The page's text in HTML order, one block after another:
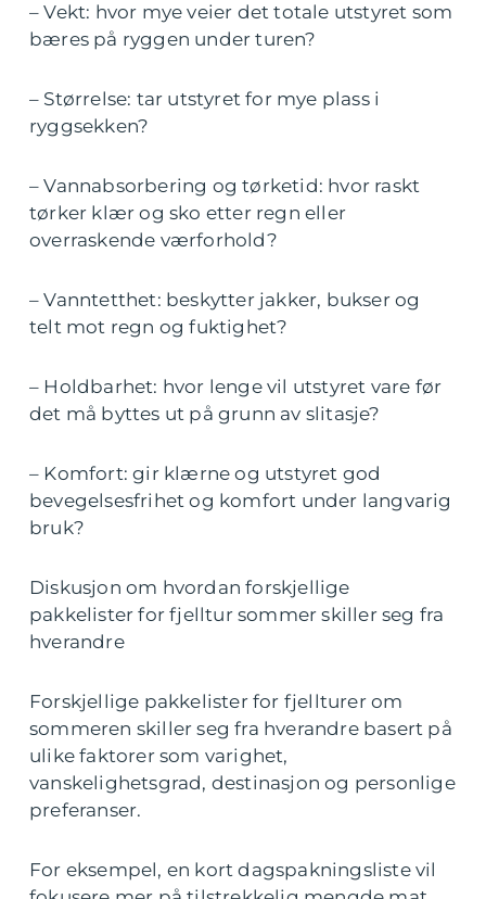
– Vekt: hvor mye veier det totale utstyret som
bæres på ryggen under turen?
– Størrelse: tar utstyret for mye plass i
ryggsekken?
– Vannabsorbering og tørketid: hvor raskt
tørker klær og sko etter regn eller
overraskende værforhold?
– Vanntetthet: beskytter jakker, bukser og
telt mot regn og fuktighet?
– Holdbarhet: hvor lenge vil utstyret vare før
det må byttes ut på grunn av slitasje?
– Komfort: gir klærne og utstyret god
bevegelsesfrihet og komfort under langvarig
bruk?
Diskusjon om hvordan forskjellige
pakkelister for fjelltur sommer skiller seg fra
hverandre
Forskjellige pakkelister for fjellturer om
sommeren skiller seg fra hverandre basert på
ulike faktorer som varighet,
vanskelighetsgrad, destinasjon og personlige
preferanser.
For eksempel, en kort dagspakningsliste vil